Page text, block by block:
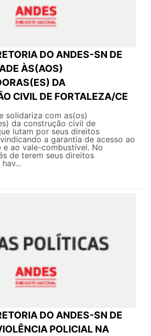
DO ANDES-SN DE
ÀS(AOS)
DA
CIVIL DE FORTALEZA/CE
solidariza com as(os)
da construção civil de
lutam por seus direitos
a garantia de acesso ao
ao vale-combustível. No
de terem seus direitos
DO ANDES-SN DE
POLICIAL NA